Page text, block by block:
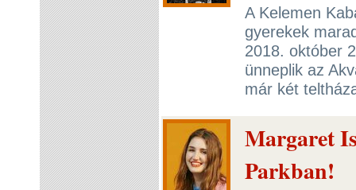
A Kelemen
gyerekek
2018. október
ünneplik az
már két
Margaret
Parkban!